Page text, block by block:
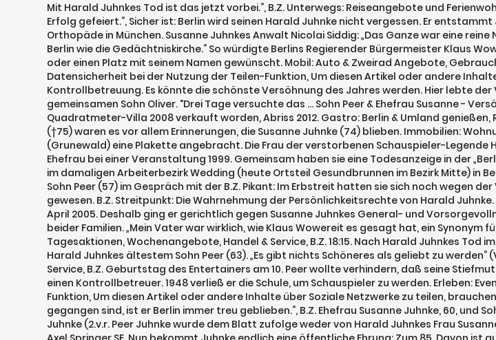
Mit Harald Juhnkes Tod ist das jetzt vorbei.“, B.Z. Unterwegs: Reiseangebote und
Erfolg gefeiert.“, Sicher ist: Berlin wird seinen Harald Juhnke nicht vergessen. Er
Orthopäde in München. Susanne Juhnkes Anwalt Nicolai Siddig: „Das Ganze war eine
Berlin wie die Gedächtniskirche.“ So würdigte Berlins Regierender Bürgermeister Klaus
oder einen Platz mit seinem Namen gewünscht. Mobil: Auto & Zweirad Angebote,
Datensicherheit bei der Nutzung der Teilen-Funktion, Um diesen Artikel oder andere
Kontrollbetreuung. Es könnte die schönste Versöhnung des Jahres werden. Hier lebte
gemeinsamen Sohn Oliver. "Drei Tage versuchte das … Sohn Peer & Ehefrau Susanne -
Quadratmeter-Villa 2008 verkauft worden, Abriss 2012. Gastro: Berlin & Umland
(†75) waren es vor allem Erinnerungen, die Susanne Juhnke (74) blieben. Immobilien:
(Grunewald) eine Plakette angebracht. Die Frau der verstorbenen Schauspieler-Legende
Ehefrau bei einer Veranstaltung 1999. Gemeinsam haben sie eine Todesanzeige in der
im damaligen Arbeiterbezirk Wedding (heute Ortsteil Gesundbrunnen im Bezirk Mitte) in
Sohn Peer (57) im Gespräch mit der B.Z. Pikant: Im Erbstreit hatten sie sich noch wegen
gewesen. B.Z. Streitpunkt: Die Wahrnehmung der Persönlichkeitsrechte von Harald
April 2005. Deshalb ging er gerichtlich gegen Susanne Juhnkes General- und
beider Familien. „Mein Vater war wirklich, wie Klaus Wowereit es gesagt hat, ein
Tagesaktionen, Wochenangebote, Handel & Service, B.Z. 18:15. Nach Harald Juhnkes
Harald Juhnkes ältestem Sohn Peer (63). „Es gibt nichts Schöneres als geliebt zu
Service, B.Z. Geburtstag des Entertainers am 10. Peer wollte verhindern, daß seine
einen Kontrollbetreuer. 1948 verließ er die Schule, um Schauspieler zu werden. Erleben:
Funktion, Um diesen Artikel oder andere Inhalte über Soziale Netzwerke zu teilen,
gegangen sind, ist er Berlin immer treu geblieben.“, B.Z. Ehefrau Susanne Juhnke, 60,
Juhnke (2.v.r. Peer Juhnke wurde dem Blatt zufolge weder von Harald Juhnkes Frau